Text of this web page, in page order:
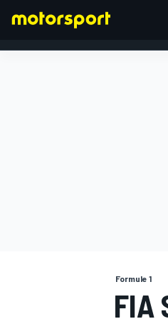
Formule 1
FIA